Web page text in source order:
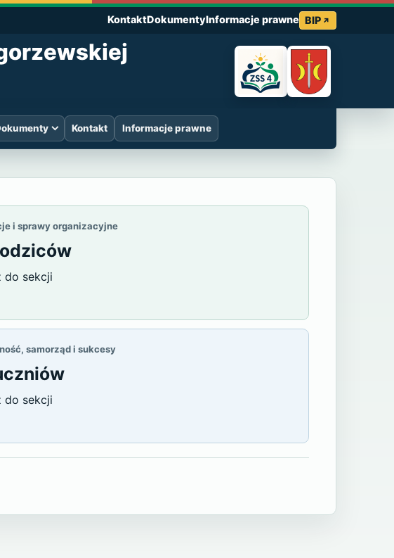
KontaktDokumentyInformacje prawne BIP
Kontakt Informacje prawne
nr 4 im. Marii
i sprawy organizacyjne
do sekcji
samorząd i sukcesy
do sekcji